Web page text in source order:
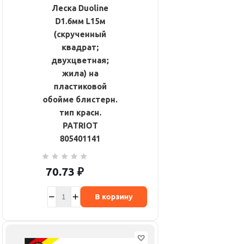
Леска Duoline
D1.6мм L15м
(скрученный
квадрат;
двухцветная;
жила) на
пластиковой
обойме блистерн.
тип красн.
PATRIOT
805401141
70.73 ₽
В корзину